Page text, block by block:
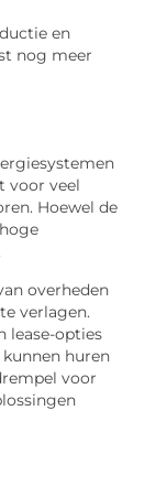
en
nog meer
voor veel
Hoewel de
overheden
verlagen.
lease-opties
huren
voor